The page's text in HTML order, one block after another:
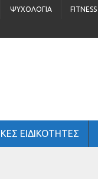
ΨΥΧΟΛΟΓΊΑ FITNESS
ΕΙΔΙΚΟΤΗΤΕΣ